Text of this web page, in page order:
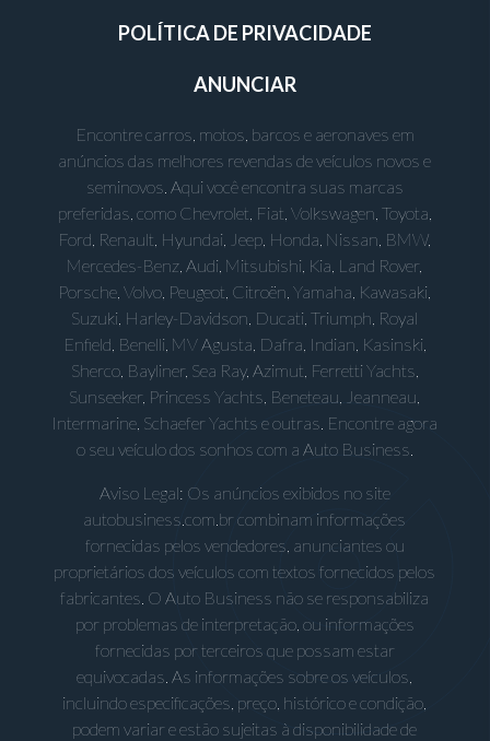
POLÍTICA DE PRIVACIDADE
ANUNCIAR
Encontre carros, motos, barcos e aeronaves em
anúncios das melhores revendas de veículos novos e
seminovos. Aqui você encontra suas marcas
preferidas, como Chevrolet, Fiat, Volkswagen, Toyota,
Ford, Renault, Hyundai, Jeep, Honda, Nissan, BMW,
Mercedes-Benz, Audi, Mitsubishi, Kia, Land Rover,
Porsche, Volvo, Peugeot, Citroën, Yamaha, Kawasaki,
Suzuki, Harley-Davidson, Ducati, Triumph, Royal
Enfield, Benelli, MV Agusta, Dafra, Indian, Kasinski,
Sherco, Bayliner, Sea Ray, Azimut, Ferretti Yachts,
Sunseeker, Princess Yachts, Beneteau, Jeanneau,
Intermarine, Schaefer Yachts e outras. Encontre agora
o seu veículo dos sonhos com a Auto Business.
Aviso Legal: Os anúncios exibidos no site
autobusiness.com.br combinam informações
fornecidas pelos vendedores, anunciantes ou
proprietários dos veículos com textos fornecidos pelos
fabricantes. O Auto Business não se responsabiliza
por problemas de interpretação, ou informações
fornecidas por terceiros que possam estar
equivocadas. As informações sobre os veículos,
incluindo especificações, preço, histórico e condição,
podem variar e estão sujeitas à disponibilidade de